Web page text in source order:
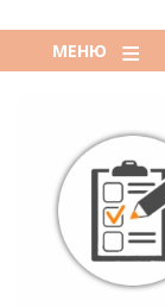
МЕНЮ